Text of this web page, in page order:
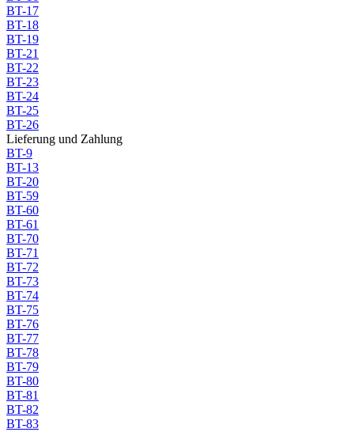
BT-17
BT-18
BT-19
BT-21
BT-22
BT-23
BT-24
BT-25
BT-26
Lieferung und Zahlung
BT-9
BT-13
BT-20
BT-59
BT-60
BT-61
BT-70
BT-71
BT-72
BT-73
BT-74
BT-75
BT-76
BT-77
BT-78
BT-79
BT-80
BT-81
BT-82
BT-83